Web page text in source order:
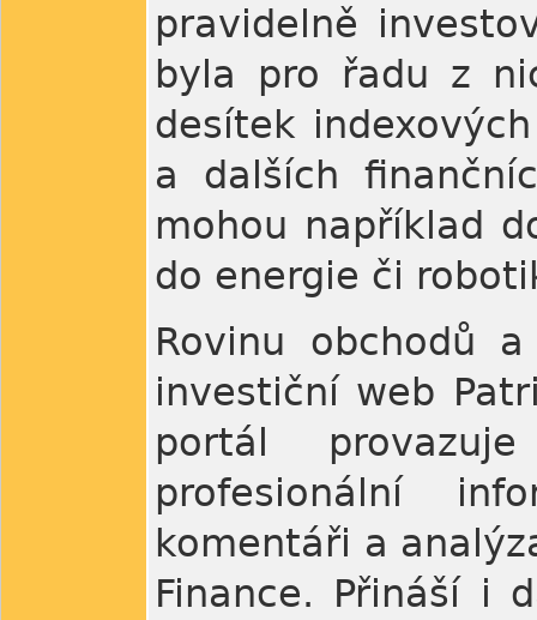
pravidelně
byla pro řadu z
desítek
a dalších
mohou například
do energie či
Rovinu obchodů
investiční web
portál
profesionální
komentáři a
Finance. Přináší i